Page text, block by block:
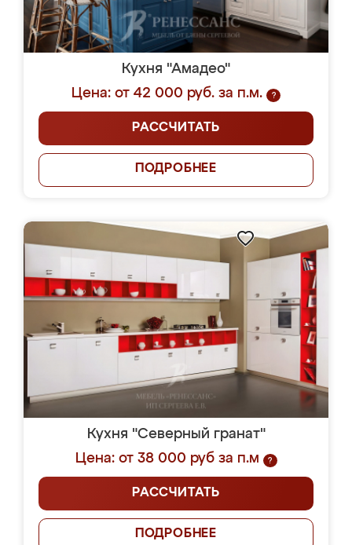
Кухня "Амадео"
Цена: от 42 000 руб. за п.м.
?
РАССЧИТАТЬ
ПОДРОБНЕЕ
Кухня "Северный гранат"
Цена: от 38 000 руб за п.м
?
РАССЧИТАТЬ
ПОДРОБНЕЕ